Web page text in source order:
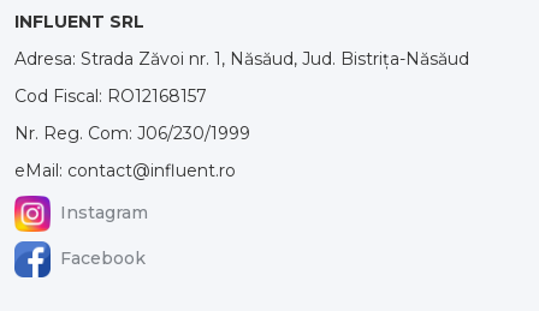
INFLUENT SRL
Adresa: Strada Zăvoi nr. 1, Năsăud, Jud. Bistrița-Năsăud
Cod Fiscal: RO12168157
Nr. Reg. Com: J06/230/1999
eMail: contact@influent.ro
Instagram
Facebook